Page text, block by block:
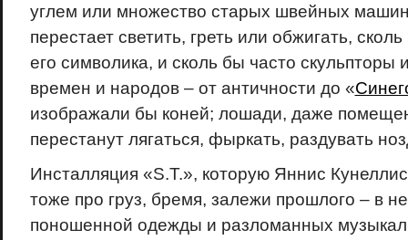
углем или множество старых швейных
перестает светить, греть или обжигать,
его символика, и сколь бы часто скульпторы
времен и народов – от античности до «
изображали бы коней; лошади, даже
перестанут лягаться, фыркать, раздувать
Инсталляция «S.T.», которую Яннис
тоже про груз, бремя, залежи прошлого – в
поношенной одежды и разломанных